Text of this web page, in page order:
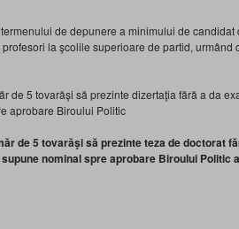
de depunere a minimului de
la şcolile superioare de partid, urmând
de 5 tovarăşi să prezinte dizertaţia fără a da
aprobare Biroului Politic
de 5 tovarăşi să prezinte teza de doctorat
nominal spre aprobare Biroului Politic